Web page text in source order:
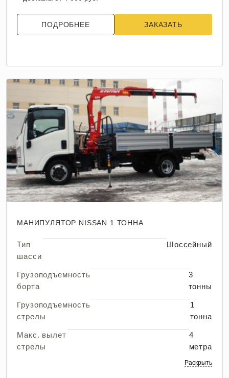
ПОДРОБНЕЕ ЗАКАЗАТЬ
МАНИПУЛЯТОР NISSAN 1 ТОННА
Тип
шасси
Шоссейный
Грузоподъемность
борта
3
тонны
Грузоподъемность
стрелы
1
тонна
Макс. вылет
стрелы
4
метра
Раскрыть